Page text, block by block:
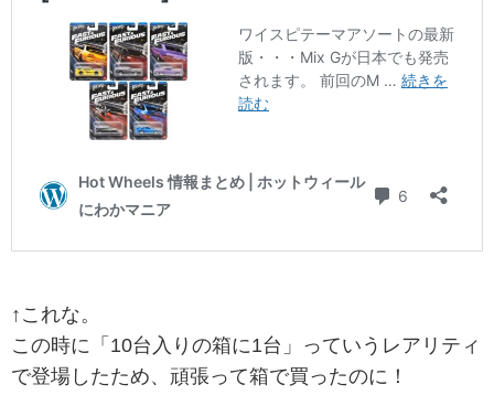
↑これな。
この時に「10台入りの箱に1台」っていうレアリティ
で登場したため、頑張って箱で買ったのに！